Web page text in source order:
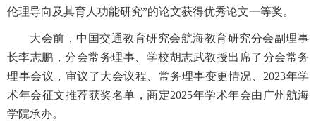
伦理导向及其育人功能研究”的论文获得优秀论文一等奖。
大会前，中国交通教育研究会航海教育研究分会副理事
长李志鹏，分会常务理事、学校胡志武教授出席了分会常务
理事会议，审议了大会议程、常务理事变更情况、2023年学
术年会征文推荐获奖名单，商定2025年学术年会由广州航海
学院承办。